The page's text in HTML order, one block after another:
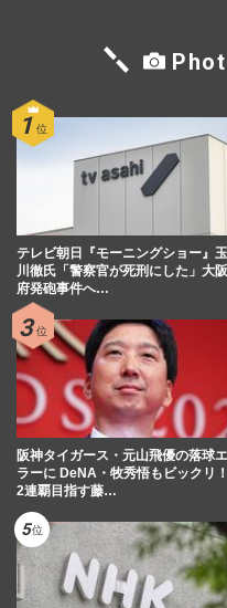
テレビ朝日『モーニングショー』玉
川徹氏「警察官が死刑にした」大阪
府発砲事件へ…
阪神タイガース・元山飛優の落球エ
ラーに DeNA・牧秀悟もビックリ！
2連覇目指す藤…